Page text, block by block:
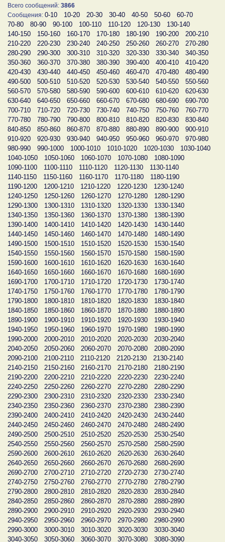
Всего сообщений: 3866
Сообщения: 0-10 10-20 20-30 30-40 40-50 50-60
60-70
70-80
80-90 90-100 100-110 110-120 120-130
130-140
140-150
150-160 160-170 170-180 180-190 190-200
200-210
210-220
220-230 230-240 240-250 250-260 260-270
270-280
280-290
290-300 300-310 310-320 320-330 330-340
340-350
350-360
360-370 370-380 380-390 390-400 400-410
410-420
420-430
430-440 440-450 450-460 460-470 470-480
480-490
490-500
500-510 510-520 520-530 530-540 540-550
550-560
560-570
570-580 580-590 590-600 600-610 610-620
620-630
630-640
640-650 650-660 660-670 670-680 680-690
690-700
700-710
710-720 720-730 730-740 740-750 750-760
760-770
770-780
780-790 790-800 800-810 810-820 820-830
830-840
840-850
850-860 860-870 870-880 880-890 890-900
900-910
910-920
920-930 930-940 940-950 950-960 960-970
970-980
980-990
990-1000 1000-1010 1010-1020 1020-1030
1030-1040
1040-1050
1050-1060 1060-1070 1070-1080
1080-1090
1090-1100
1100-1110 1110-1120 1120-1130
1130-1140
1140-1150
1150-1160 1160-1170 1170-1180
1180-1190
1190-1200
1200-1210 1210-1220 1220-1230
1230-1240
1240-1250
1250-1260 1260-1270 1270-1280
1280-1290
1290-1300
1300-1310 1310-1320 1320-1330
1330-1340
1340-1350
1350-1360 1360-1370 1370-1380
1380-1390
1390-1400
1400-1410 1410-1420 1420-1430
1430-1440
1440-1450
1450-1460 1460-1470 1470-1480
1480-1490
1490-1500
1500-1510 1510-1520 1520-1530
1530-1540
1540-1550
1550-1560 1560-1570 1570-1580
1580-1590
1590-1600
1600-1610 1610-1620 1620-1630
1630-1640
1640-1650
1650-1660 1660-1670 1670-1680
1680-1690
1690-1700
1700-1710 1710-1720 1720-1730
1730-1740
1740-1750
1750-1760 1760-1770 1770-1780
1780-1790
1790-1800
1800-1810 1810-1820 1820-1830
1830-1840
1840-1850
1850-1860 1860-1870 1870-1880
1880-1890
1890-1900
1900-1910 1910-1920 1920-1930
1930-1940
1940-1950
1950-1960 1960-1970 1970-1980
1980-1990
1990-2000
2000-2010 2010-2020 2020-2030
2030-2040
2040-2050
2050-2060 2060-2070 2070-2080
2080-2090
2090-2100
2100-2110 2110-2120 2120-2130
2130-2140
2140-2150
2150-2160 2160-2170 2170-2180
2180-2190
2190-2200
2200-2210 2210-2220 2220-2230
2230-2240
2240-2250
2250-2260 2260-2270 2270-2280
2280-2290
2290-2300
2300-2310 2310-2320 2320-2330
2330-2340
2340-2350
2350-2360 2360-2370 2370-2380
2380-2390
2390-2400
2400-2410 2410-2420 2420-2430
2430-2440
2440-2450
2450-2460 2460-2470 2470-2480
2480-2490
2490-2500
2500-2510 2510-2520 2520-2530
2530-2540
2540-2550
2550-2560 2560-2570 2570-2580
2580-2590
2590-2600
2600-2610 2610-2620 2620-2630
2630-2640
2640-2650
2650-2660 2660-2670 2670-2680
2680-2690
2690-2700
2700-2710 2710-2720 2720-2730
2730-2740
2740-2750
2750-2760 2760-2770 2770-2780
2780-2790
2790-2800
2800-2810 2810-2820 2820-2830
2830-2840
2840-2850
2850-2860 2860-2870 2870-2880
2880-2890
2890-2900
2900-2910 2910-2920 2920-2930
2930-2940
2940-2950
2950-2960 2960-2970 2970-2980
2980-2990
2990-3000
3000-3010 3010-3020 3020-3030
3030-3040
3040-3050
3050-3060 3060-3070 3070-3080
3080-3090